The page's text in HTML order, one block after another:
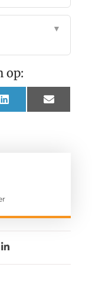
▼
op:
LinkedIn Email